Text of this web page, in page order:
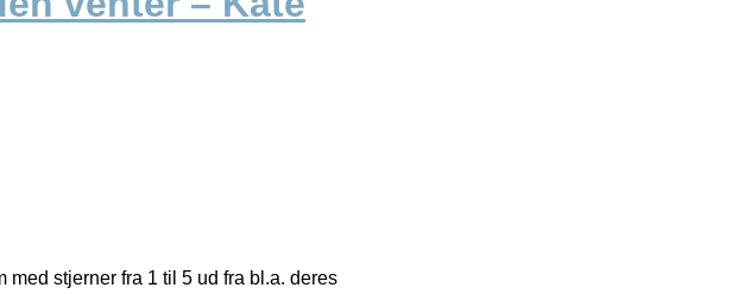
stjerner fra 1 til 5 ud fra bl.a. deres